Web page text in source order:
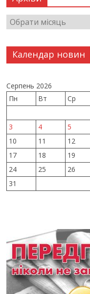
Календар новин
Серпень 2026
Пн
Вт Ср
3
4 5
10
11 12
17
18 19
24
25 26
31